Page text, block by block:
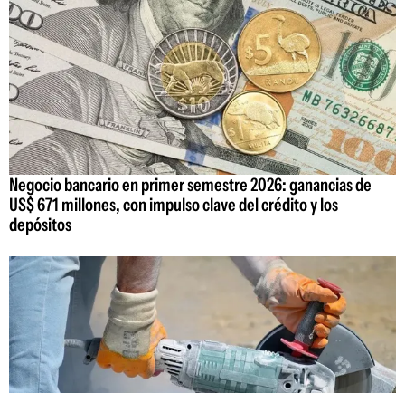
Negocio bancario en primer semestre 2026: ganancias de
US$ 671 millones, con impulso clave del crédito y los
depósitos